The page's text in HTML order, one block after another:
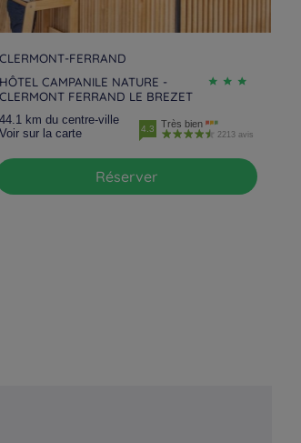
CLERMONT-FERRAND
HÔTEL CAMPANILE NATURE -
CLERMONT FERRAND LE BREZET
44.1 km du centre-ville
Voir sur la carte
4.3 Très bien
2213 avis
Réserver